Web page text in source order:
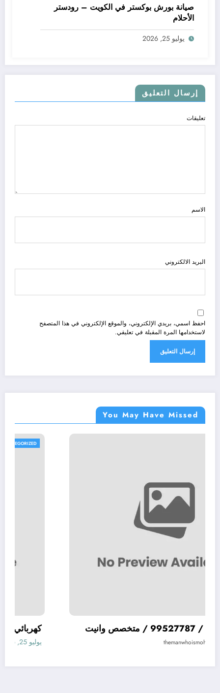
صيانة بورش بوكستر في الكويت – رودستر
الأحلام
يوليو 25, 2026
إرسال التعليق
تعليقات
الاسم
البريد الالكتروني
احفظ اسمي، بريدي الإلكتروني، والموقع الإلكتروني في هذا المتصفح
لاستخدامها المرة المقبلة في تعليقي.
You May Have Missed
كهربائي وانيت / 99527787 / متخصص وانيت
يوليو 25, 2026 themanwhoismoh